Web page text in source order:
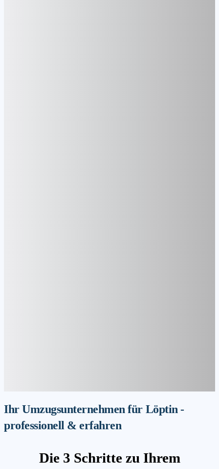
Ihr Umzugsunternehmen für Löptin -
professionell & erfahren
Die 3 Schritte zu Ihrem